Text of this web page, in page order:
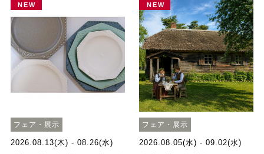
NEW
フェア・展示
2026.08.13(木) - 08.26(水)
NEW
フェア・展示
2026.08.05(水) - 09.02(水)